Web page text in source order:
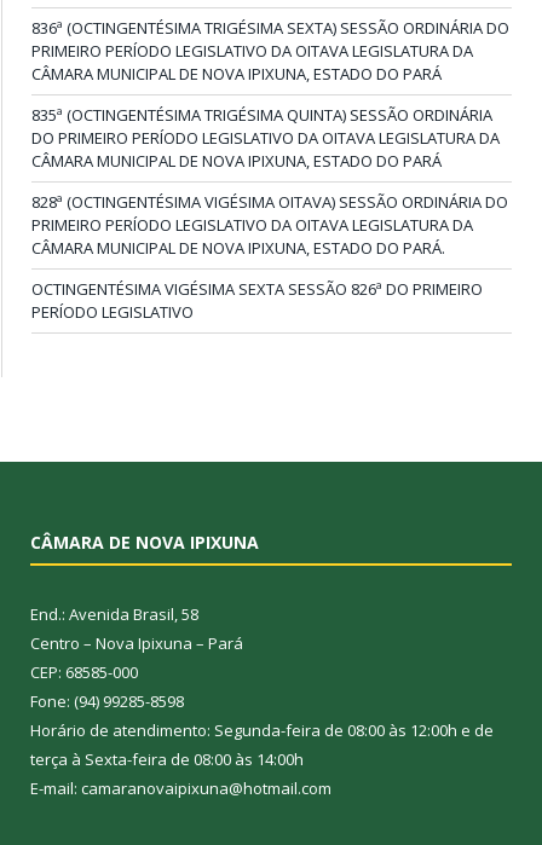
836ª (OCTINGENTÉSIMA TRIGÉSIMA SEXTA) SESSÃO ORDINÁRIA DO
PRIMEIRO PERÍODO LEGISLATIVO DA OITAVA LEGISLATURA DA
CÂMARA MUNICIPAL DE NOVA IPIXUNA, ESTADO DO PARÁ
835ª (OCTINGENTÉSIMA TRIGÉSIMA QUINTA) SESSÃO ORDINÁRIA
DO PRIMEIRO PERÍODO LEGISLATIVO DA OITAVA LEGISLATURA DA
CÂMARA MUNICIPAL DE NOVA IPIXUNA, ESTADO DO PARÁ
828ª (OCTINGENTÉSIMA VIGÉSIMA OITAVA) SESSÃO ORDINÁRIA DO
PRIMEIRO PERÍODO LEGISLATIVO DA OITAVA LEGISLATURA DA
CÂMARA MUNICIPAL DE NOVA IPIXUNA, ESTADO DO PARÁ.
OCTINGENTÉSIMA VIGÉSIMA SEXTA SESSÃO 826ª DO PRIMEIRO
PERÍODO LEGISLATIVO
CÂMARA DE NOVA IPIXUNA
End.: Avenida Brasil, 58
Centro – Nova Ipixuna – Pará
CEP: 68585-000
Fone: (94) 99285-8598
Horário de atendimento: Segunda-feira de 08:00 às 12:00h e de
terça à Sexta-feira de 08:00 às 14:00h
E-mail: camaranovaipixuna@hotmail.com